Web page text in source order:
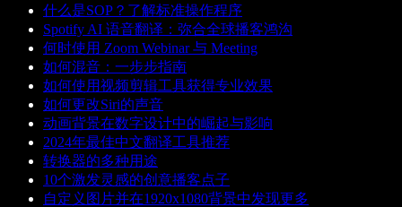
什么是SOP？了解标准操作程序
Spotify AI 语音翻译：弥合全球播客鸿沟
何时使用 Zoom Webinar 与 Meeting
如何混音：一步步指南
如何使用视频剪辑工具获得专业效果
如何更改Siri的声音
动画背景在数字设计中的崛起与影响
2024年最佳中文翻译工具推荐
转换器的多种用途
10个激发灵感的创意播客点子
自定义图片并在1920x1080背景中发现更多